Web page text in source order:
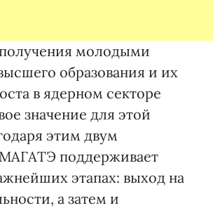
молодыми
образования и их
в ядерном секторе
значение для этой
этим двум
поддерживает
этапах: выход на
а затем и